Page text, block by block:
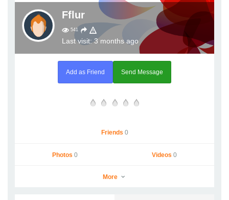
Fflur
541
Last visit: 3 months ago
Add as Friend Send Message
Friends 0
Photos 0 Videos 0
More